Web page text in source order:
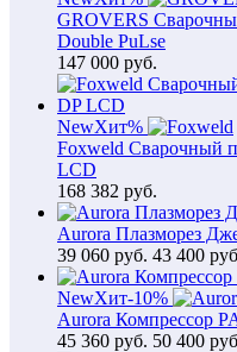
GROVERS
Double PuLse
147 000 руб.
NewХит%
Foxweld Сварочный
LCD
168 382 руб.
Aurora Плазморез
39 060 руб. 43 400
NewХит-10%
Aurora Компрессор
45 360 руб. 50 400